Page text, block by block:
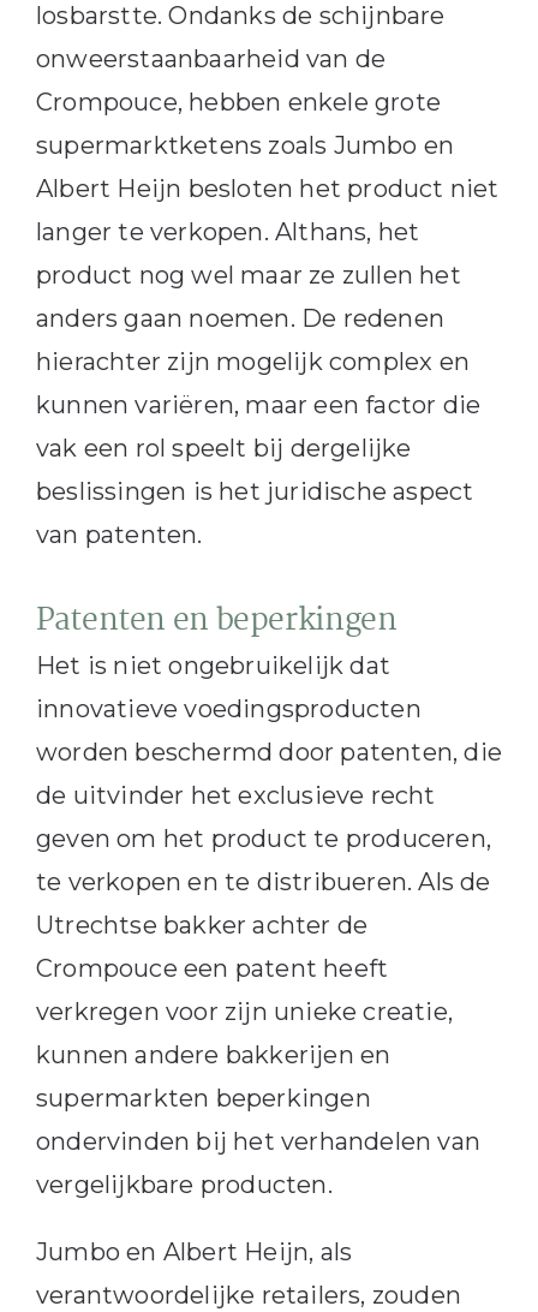
losbarstte. Ondanks de schijnbare
onweerstaanbaarheid van de
Crompouce, hebben enkele grote
supermarktketens zoals Jumbo en
Albert Heijn besloten het product niet
langer te verkopen. Althans, het
product nog wel maar ze zullen het
anders gaan noemen. De redenen
hierachter zijn mogelijk complex en
kunnen variëren, maar een factor die
vak een rol speelt bij dergelijke
beslissingen is het juridische aspect
van patenten.
Patenten en beperkingen
Het is niet ongebruikelijk dat
innovatieve voedingsproducten
worden beschermd door patenten, die
de uitvinder het exclusieve recht
geven om het product te produceren,
te verkopen en te distribueren. Als de
Utrechtse bakker achter de
Crompouce een patent heeft
verkregen voor zijn unieke creatie,
kunnen andere bakkerijen en
supermarkten beperkingen
ondervinden bij het verhandelen van
vergelijkbare producten.
Jumbo en Albert Heijn, als
verantwoordelijke retailers, zouden